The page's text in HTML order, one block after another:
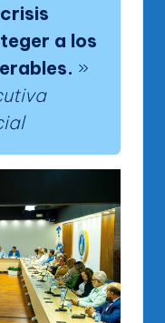
a los
»